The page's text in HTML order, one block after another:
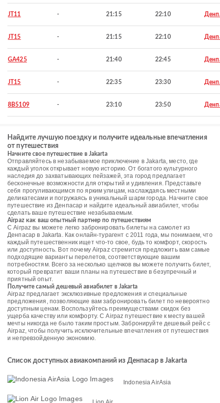
JT11 - 21:15 22:10
JT15 - 21:15 22:10
GA425 - 21:40 22:45
JT15 - 22:35 23:30
8B5109 - 23:10 23:50
Найдите лучшую поездку и получите идеальные впечатления
от путешествия
Начните свое путешествие в Jakarta
Отправляйтесь в незабываемое приключение в Jakarta, место, где
каждый уголок открывает новую историю. От богатого культурного
наследия до захватывающих пейзажей, эта город предлагает
бесконечные возможности для открытий и удивления. Представьте
себя прогуливающимся по ярким улицам, наслаждаясь местными
деликатесами и погружаясь в уникальный шарм города. Начните свое
путешествие из Денпасар и найдите идеальный авиабилет, чтобы
сделать ваше путешествие незабываемым.
Airpaz как ваш опытный партнер по путешествиям
С Airpaz вы можете легко забронировать билеты на самолет из
Денпасар в Jakarta. Как онлайн-турагент с 2011 года, мы понимаем, что
каждый путешественник ищет что-то свое, будь то комфорт, скорость
или доступность. Вот почему Airpaz стремится предложить вам самые
подходящие варианты перелетов, соответствующие вашим
потребностям. Всего за несколько щелчков вы можете получить билет,
который превратит ваши планы на путешествие в безупречный и
приятный опыт.
Получите самый дешевый авиабилет в Jakarta
Airpaz предлагает эксклюзивные предложения и специальные
предложения, позволяющие вам забронировать билет по невероятно
доступным ценам. Воспользуйтесь преимуществами скидок без
ущерба качеству или комфорту. С Airpaz путешествие к месту вашей
мечты никогда не было таким простым. Забронируйте дешевый рейс с
Airpaz, чтобы получить исключительные впечатления от путешествия
и непревзойденную экономию.
Список доступных авиакомпаний из Денпасар в Jakarta
Indonesia AirAsia